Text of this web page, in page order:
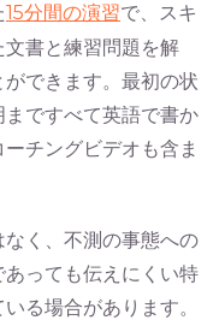
15分間の演習で、スキ
書と練習問題を解
できます。最初の状
ですべて英語で書か
チングビデオも含ま
く、不測の事態への
っても伝えにくい特
る場合があります。